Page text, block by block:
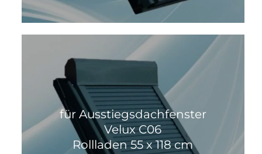
für Ausstiegsdachfenster
Velux C06
Rollladen 55 x 118 cm